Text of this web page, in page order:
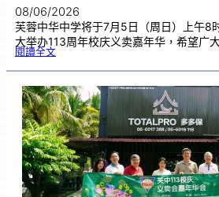
08/06/2026
芙蓉中华中学将于7月5日（周日）上午8
大举办113周年校庆义卖嘉年华，希望广
閱讀全文:芙
1
校
庆
义
卖
，
餐
饮
业
商
家
义
不
容
辞